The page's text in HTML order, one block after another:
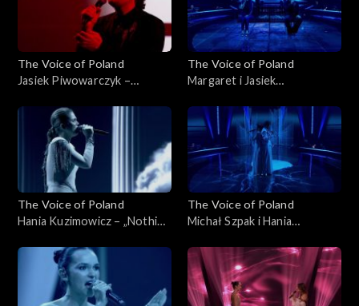
The Voice of Poland
Jasiek Piwowarczyk –
Voice of Poland”, Finał, 29
listopada 2025
The Voice of Poland
Margaret i Jasiek
„The Voice of Poland”, Finał,
29 listopada 2025
The Voice of Poland
Hania Kuzimowicz – „Nothing
Poland”, Finał, 29 listopada
The Voice of Poland
Michał Szpak i Hania
„The Voice of Poland”, Finał,
29 listopada 2025